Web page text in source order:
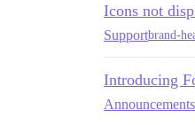
Icons not
Supportbrand-
Introducing
Announcements